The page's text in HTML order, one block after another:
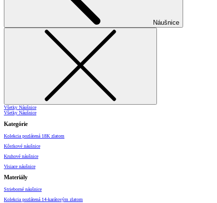
Náušnice
Všetky Náušnice
Všetky Náušnice
Kategórie
Kolekcia pozlátená 18K zlatom
Kôstkové náušnice
Kruhové náušnice
Visiace náušnice
Materiály
Strieborné náušnice
Kolekcia pozlátená 14-karátovým zlatom